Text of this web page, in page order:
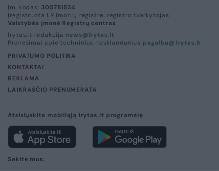
Įm. kodas: 300781534
Įregistruota LR įmonių registre, registro tvarkytojas:
Valstybės įmonė Registrų centras
lrytas.lt redakcija news@lrytas.lt
Pranešimai apie techninius nesklandumus pagalba@lrytas.lt
PRIVATUMO POLITIKA
KONTAKTAI
REKLAMA
LAIKRAŠČIO PRENUMERATA
Atsisiųskite mobiliąją lrytas.lt programėlę
Sekite mus: